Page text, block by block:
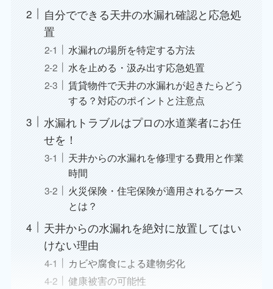
自分でできる天井の水漏れ確認と応急処
置
水漏れの場所を特定する方法
水を止める・汲み出す応急処置
賃貸物件で天井の水漏れが起きたらどう
する？対応のポイントと注意点
水漏れトラブルはプロの水道業者にお任
せを！
天井からの水漏れを修理する費用と作業
時間
火災保険・住宅保険が適用されるケース
とは？
天井からの水漏れを絶対に放置してはい
けない理由
カビや腐食による建物劣化
健康被害の可能性